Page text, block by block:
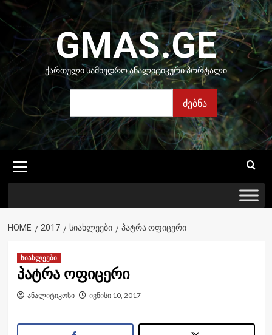
Skip
to
content
GMAS.GE
ᲥᲐᲠᲗᲣᲚᲘ ᲡᲐᲛᲮᲔᲓᲠᲝ ᲐᲜᲐᲚᲘᲢᲘᲙᲣᲠᲘ ᲞᲝᲠᲢᲐᲚᲘ
ძებნა
Menu
HOME 2017 ᲡᲘᲐᲮᲚᲔᲔᲑᲘ ᲞᲐᲢᲠᲐ ᲝᲤᲘᲪᲔᲠᲘ
სიახლეები
პატრა ოფიცერი
ანალიტიკოსი ივნისი 10, 2017